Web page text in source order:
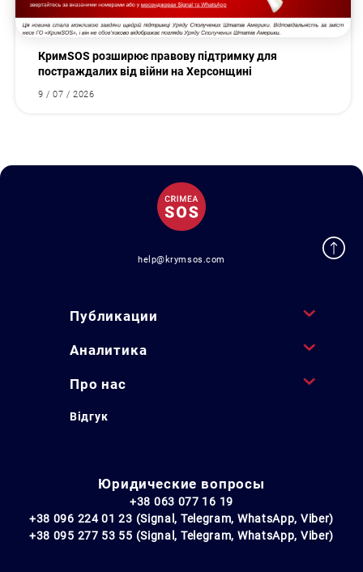
КримSOS розширює правову підтримку для
постраждалих від війни на Херсонщині
9 / 07 / 2026
help@krymsos.com
Публикации
Аналитика
Про нас
Відгук
Юридические вопросы
+38 063 077 16 19
+38 096 224 01 23 (Signal, Telegram, WhatsApp, Viber)
+38 095 277 53 55 (Signal, Telegram, WhatsApp, Viber)